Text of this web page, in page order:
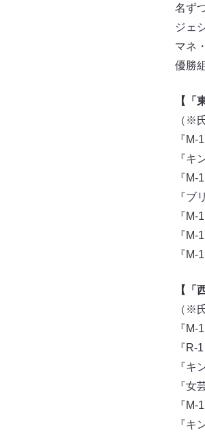
名ず
ジェ
マネ
優勝
【「
（※
『
『キ
『
『ブ
『
『
『
【「
（※
『
『R-
『キ
『女
『
『キ